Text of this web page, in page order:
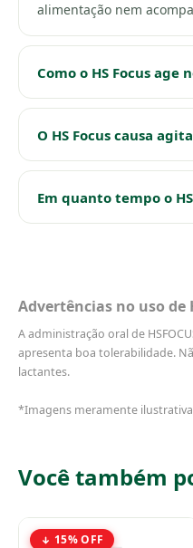
alimentação nem
Como o HS Focus age
O HS Focus causa
Em quanto tempo o
Advertências no uso de
A administração oral de
apresenta boa tolerabilidade.
lactantes.
*Imagens meramente
Você também
15% OFF